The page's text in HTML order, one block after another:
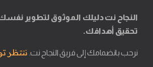
النجاح نت دليلك الموثوق لتطوير
تحقيق أهدافك.
نرحب بانضمامك إلى فريق النجاح نت. ننتظر